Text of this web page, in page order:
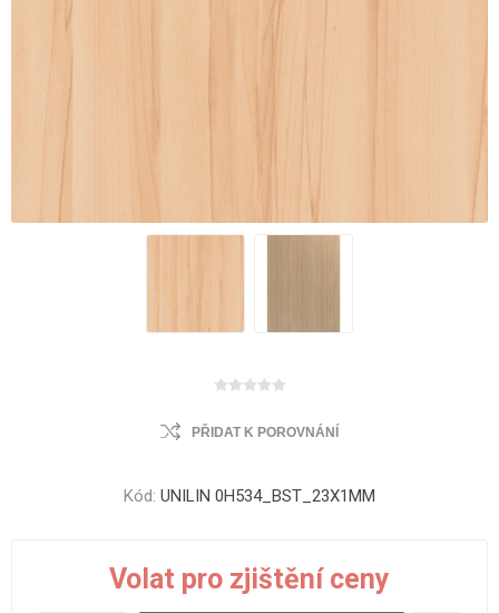
PŘIDAT K POROVNÁNÍ
Kód: UNILIN 0H534_BST_23X1MM
Volat pro zjištění ceny